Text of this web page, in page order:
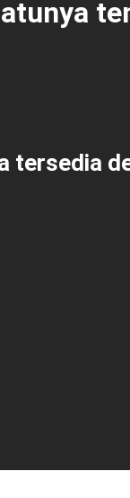
tersedia